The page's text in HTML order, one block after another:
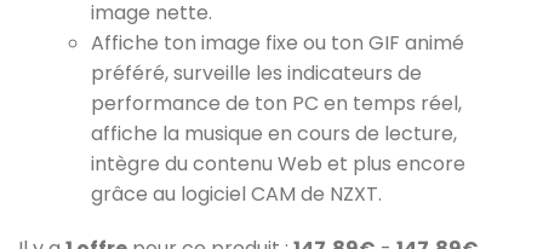
image nette.
Affiche ton image fixe ou ton GIF animé
préféré, surveille les indicateurs de
performance de ton PC en temps réel,
affiche la musique en cours de lecture,
intègre du contenu Web et plus encore
grâce au logiciel CAM de NZXT.